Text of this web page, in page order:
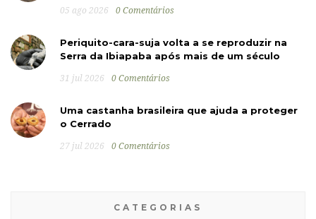
05 ago 2026 0 Comentários
Periquito-cara-suja volta a se reproduzir na
Serra da Ibiapaba após mais de um século
31 jul 2026 0 Comentários
Uma castanha brasileira que ajuda a proteger
o Cerrado
27 jul 2026 0 Comentários
CATEGORIAS